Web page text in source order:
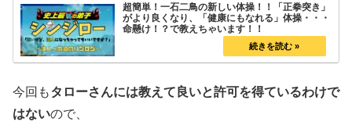
超簡単！一石二鳥の新しい体操！！「正拳突き」
がより良くなり、「健康にもなれる」体操・・・
命懸け！？で教えちゃいます！！
今回もタローさんには教えて良いと許可を得ているわけで
はないので、